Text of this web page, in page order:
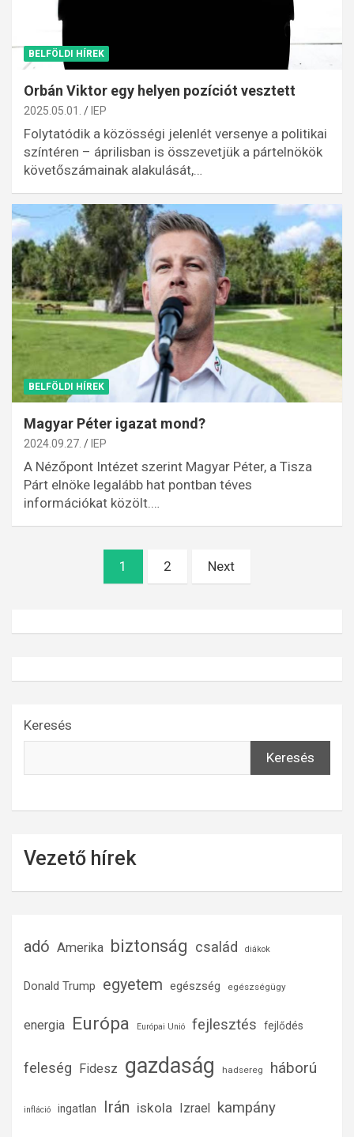
BELFÖLDI HÍREK
Orbán Viktor egy helyen pozíciót vesztett
2025.05.01. IEP
Folytatódik a közösségi jelenlét versenye a politikai
színtéren – áprilisban is összevetjük a pártelnökök
követőszámainak alakulását,…
BELFÖLDI HÍREK
Magyar Péter igazat mond?
2024.09.27. IEP
A Nézőpont Intézet szerint Magyar Péter, a Tisza
Párt elnöke legalább hat pontban téves
információkat közölt.…
Bejegyzések
1 2 Next
Keresés
Keresés
Vezető hírek
adó Amerika biztonság család diákok
Donald Trump egyetem egészség egészségügy
energia Európa Európai Unió fejlesztés fejlődés
feleség Fidesz gazdaság hadsereg háború
infláció ingatlan Irán iskola Izrael kampány